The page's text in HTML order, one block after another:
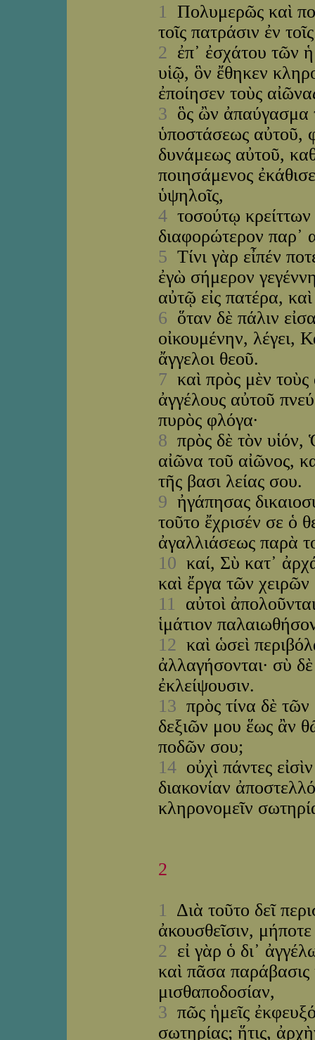
1 Πολυμερῶς καὶ
τοῖς πατράσιν ἐν
2 ἐπ᾽ ἐσχάτου τῶν
υἱῷ, ὃν ἔθηκεν
ἐποίησεν τοὺς
3 ὃς ὢν ἀπαύγασμα
ὑποστάσεως αὐτοῦ,
δυνάμεως αὐτοῦ,
ποιησάμενος
ὑψηλοῖς,
4 τοσούτῳ
διαφορώτερον παρ᾽
5 Τίνι γὰρ εἶπέν
ἐγὼ σήμερον
αὐτῷ εἰς πατέρα,
6 ὅταν δὲ πάλιν
οἰκουμένην, λέγει,
ἄγγελοι θεοῦ.
7 καὶ πρὸς μὲν
ἀγγέλους αὐτοῦ
πυρὸς φλόγα·
8 πρὸς δὲ τὸν υἱόν,
αἰῶνα τοῦ αἰῶνος,
τῆς βασι λείας σου.
9 ἠγάπησας
τοῦτο ἔχρισέν σε ὁ
ἀγαλλιάσεως παρὰ
10 καί, Σὺ κατ᾽
καὶ ἔργα τῶν χειρῶν
11 αὐτοὶ
ἱμάτιον
12 καὶ ὡσεὶ
ἀλλαγήσονται· σὺ
ἐκλείψουσιν.
13 πρὸς τίνα δὲ
δεξιῶν μου ἕως ἂν
ποδῶν σου;
14 οὐχὶ πάντες
διακονίαν
κληρονομεῖν
2
1 Διὰ τοῦτο δεῖ
ἀκουσθεῖσιν,
2 εἰ γὰρ ὁ δι᾽
καὶ πᾶσα παράβασις
μισθαποδοσίαν,
3 πῶς ἡμεῖς
σωτηρίας; ἥτις,